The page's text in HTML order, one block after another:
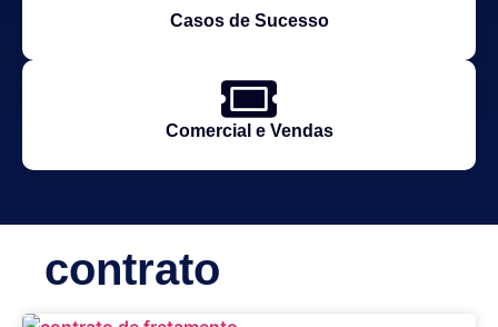
Casos de Sucesso
Comercial e Vendas
contrato